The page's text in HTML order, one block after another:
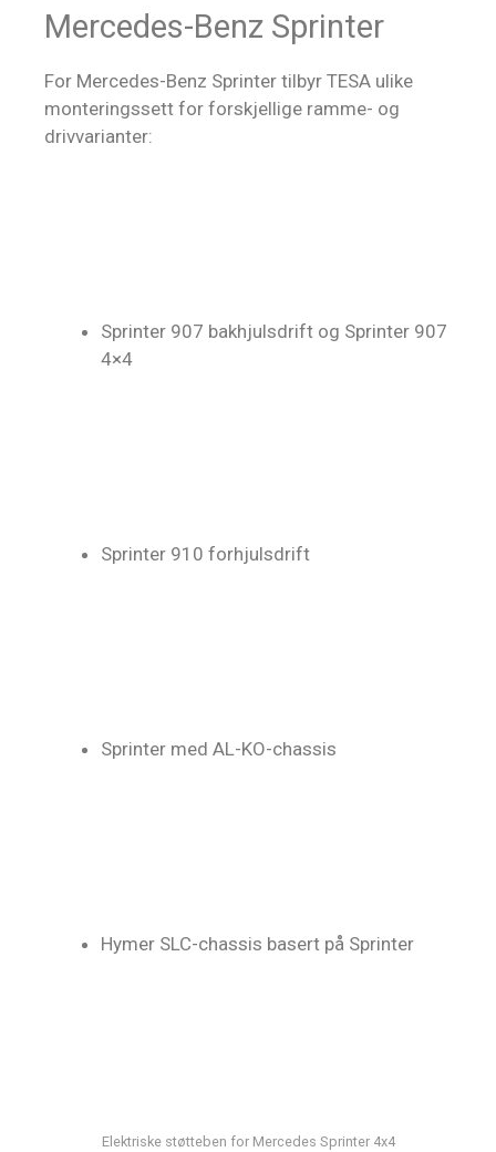
Mercedes-Benz Sprinter
For Mercedes-Benz Sprinter tilbyr TESA ulike
monteringssett for forskjellige ramme- og
drivvarianter:
Sprinter 907 bakhjulsdrift og Sprinter 907
4×4
Sprinter 910 forhjulsdrift
Sprinter med AL-KO-chassis
Hymer SLC-chassis basert på Sprinter
Elektriske støtteben for Mercedes Sprinter 4x4